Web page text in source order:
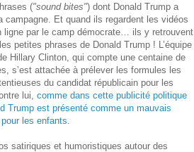
("sound bites") dont Donald Trump a
campagne. Et quand ils regardent les vidéos
ligne par le camp démocrate… ils y retrouvent
petites phrases de Donald Trump ! L’équipe
Hillary Clinton, qui compte une centaine de
s’est attachée à prélever les formules les
du candidat républicain pour les
lui,comme dans cette publicité politique
Trump est présenté comme un mauvais
les enfants
satiriques et humoristiques autour des